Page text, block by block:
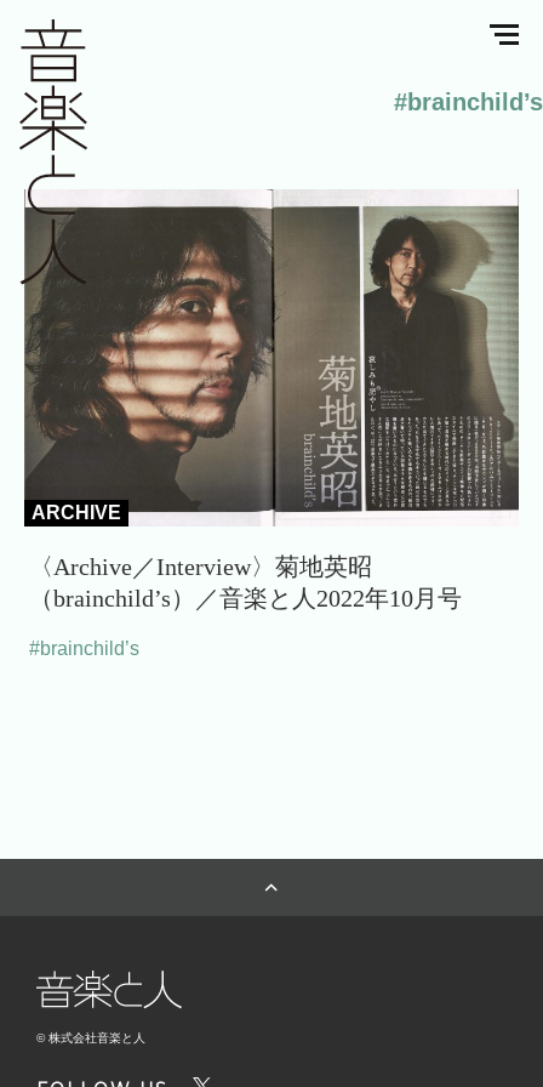
#brainchild’s
ARCHIVE
〈Archive／Interview〉菊地英昭
（brainchild’s）／音楽と人2022年10月号
#brainchild’s
© 株式会社音楽と人